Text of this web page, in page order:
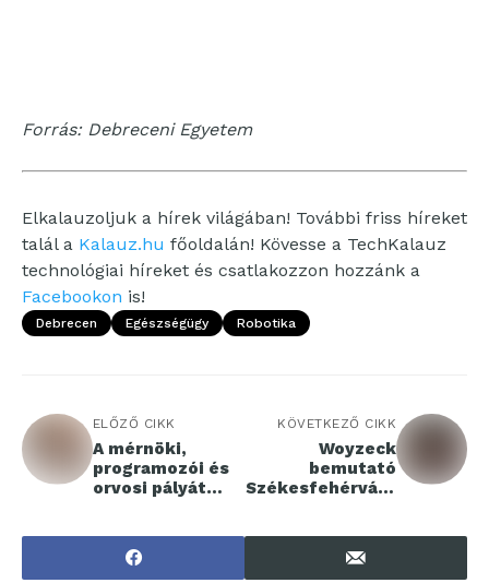
Forrás: Debreceni Egyetem
Elkalauzoljuk a hírek világában! További friss híreket
talál a Kalauz.hu főoldalán! Kövesse a TechKalauz
technológiai híreket és csatlakozzon hozzánk a
Facebookon is!
Debrecen Egészségügy Robotika
ELŐZŐ CIKK
A mérnöki,
programozói és
orvosi pályát
az egyetemisták
KÖVETKEZŐ CIKK
Woyzeck
bemutató
Székesfehérváro